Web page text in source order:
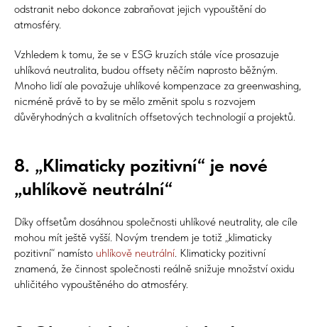
odstranit nebo dokonce zabraňovat jejich vypouštění do
atmosféry.
Vzhledem k tomu, že se v ESG kruzích stále více prosazuje
uhlíková neutralita, budou offsety něčím naprosto běžným.
Mnoho lidí ale považuje uhlíkové kompenzace za greenwashing,
nicméně právě to by se mělo změnit spolu s rozvojem
důvěryhodných a kvalitních offsetových technologií a projektů.
8. „Klimaticky pozitivní“ je nové
„uhlíkově neutrální“
Díky offsetům dosáhnou společnosti uhlíkové neutrality, ale cíle
mohou mít ještě vyšší. Novým trendem je totiž „klimaticky
pozitivní“ namísto uhlíkově neutrální. Klimaticky pozitivní
znamená, že činnost společnosti reálně snižuje množství oxidu
uhličitého vypouštěného do atmosféry.